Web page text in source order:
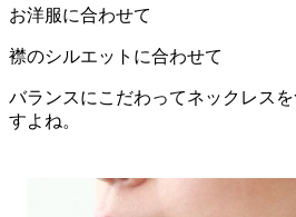
お洋服に合わせて
襟のシルエットに合わせて
バランスにこだわってネックレス
すよね。